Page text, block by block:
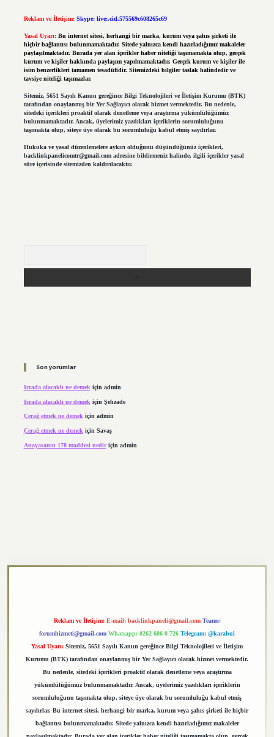
Reklam ve İletişim: Skype: live:.cid.575569c608265c69
Yasal Uyarı: Bu internet sitesi, herhangi bir marka, kurum veya şahıs şirketi ile
hiçbir bağlantısı bulunmamaktadır. Sitede yalnızca kendi hazırladığımız makaleler
paylaşılmaktadır. Burada yer alan içerikler haber niteliği taşımamakta olup, gerçek
kurum ve kişiler hakkında paylaşım yapılmamaktadır. Gerçek kurum ve kişiler ile
isim benzerlikleri tamamen tesadüfidir. Sitemizdeki bilgiler taslak halindedir ve
tavsiye niteliği taşımazlar.
Sitemiz, 5651 Sayılı Kanun gereğince Bilgi Teknolojileri ve İletişim Kurumu (BTK)
tarafından onaylanmış bir Yer Sağlayıcı olarak hizmet vermektedir. Bu nedenle,
sitedeki içerikleri proaktif olarak denetleme veya araştırma yükümlülüğümüz
bulunmamaktadır. Ancak, üyelerimiz yazdıkları içeriklerin sorumluluğunu
taşımakta olup, siteye üye olarak bu sorumluluğu kabul etmiş sayılırlar.
Hukuka ve yasal düzenlemelere aykırı olduğunu düşündüğünüz içerikleri,
backlinkpanelicomtr@gmail.comadresine bildirmeniz halinde, ilgili içerikler yasal
süre içerisinde sitemizden kaldırılacaktır.
Son yorumlar
Icrada alacaklı ne demek için admin
Icrada alacaklı ne demek için Şehzade
Çerağ etmek ne demekiçin admin
Çerağ etmek ne demek için Savaş
Anayasanın 178 maddesi nediriçin admin
Reklam ve İletişim: E-mail: backlinkpaneli@gmail.com Teams:
forumhizmeti@gmail.com Whatsapp: 0262 606 0 726 Telegram: @karabul
Yasal Uyarı: Sitemiz, 5651 Sayılı Kanun gereğince Bilgi Teknolojileri ve İletişim
Kurumu (BTK) tarafından onaylanmış bir Yer Sağlayıcı olarak hizmet vermektedir.
Bu nedenle, sitedeki içerikleri proaktif olarak denetleme veya araştırma
yükümlülüğümüz bulunmamaktadır. Ancak, üyelerimiz yazdıkları içeriklerin
sorumluluğunu taşımakta olup, siteye üye olarak bu sorumluluğu kabul etmiş
sayılırlar. Bu internet sitesi, herhangi bir marka, kurum veya şahıs şirketi ile hiçbir
bağlantısı bulunmamaktadır. Sitede yalnızca kendi hazırladığımız makaleler